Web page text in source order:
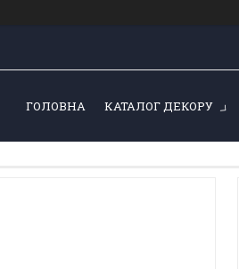
ГОЛОВНА КАТАЛОГ ДЕКОРУ